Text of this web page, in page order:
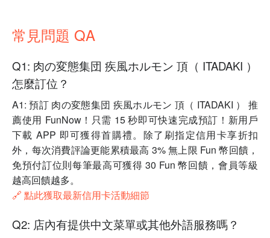
常見問題 QA
Q1: 肉の変態集団 疾風ホルモン 頂（ ITADAKI ）
怎麼訂位？
A1: 預訂 肉の変態集団 疾風ホルモン 頂（ ITADAKI ） 推
薦使用 FunNow！只需 15 秒即可快速完成預訂！新用戶
下載 APP 即可獲得首購禮。除了刷指定信用卡享折扣
外，每次消費評論更能累積最高 3% 無上限 Fun 幣回饋，
免預付訂位則每筆最高可獲得 30 Fun 幣回饋，會員等級
越高回饋越多。
🔗 點此獲取最新信用卡活動細節
Q2: 店內有提供中文菜單或其他外語服務嗎？